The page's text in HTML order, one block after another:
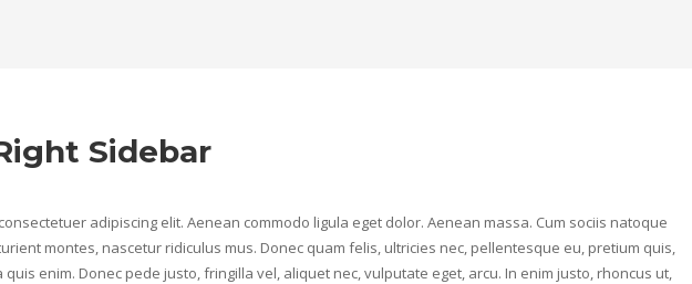
Sidebar
adipiscing elit. Aenean commodo ligula eget dolor. Aenean massa. Cum sociis natoque
montes, nascetur ridiculus mus. Donec quam felis, ultricies nec, pellentesque eu, pretium quis,
enim. Donec pede justo, fringilla vel, aliquet nec, vulputate eget, arcu. In enim justo, rhoncus ut,